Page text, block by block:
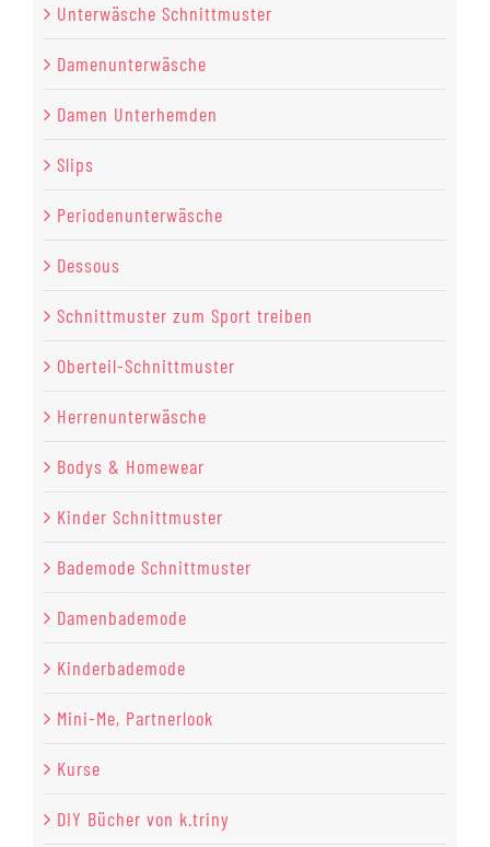
Unterwäsche Schnittmuster
Damenunterwäsche
Damen Unterhemden
Slips
Periodenunterwäsche
Dessous
Schnittmuster zum Sport treiben
Oberteil-Schnittmuster
Herrenunterwäsche
Bodys & Homewear
Kinder Schnittmuster
Bademode Schnittmuster
Damenbademode
Kinderbademode
Mini-Me, Partnerlook
Kurse
DIY Bücher von k.triny